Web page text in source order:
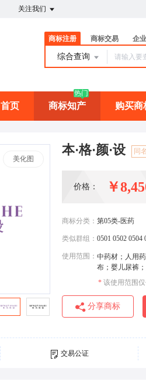
关注我们
商标注册 商标交易 企
综合查询
首页 商标知产
热门
购买商
美化图
本·格·颜·设 同
价格： ￥
商标分类： 第05类-医药
类似群组： 0501 0502 0504
使用范围： 中药材；人用
布；婴儿尿裤
* 该使用范围
分享商标
交易公证